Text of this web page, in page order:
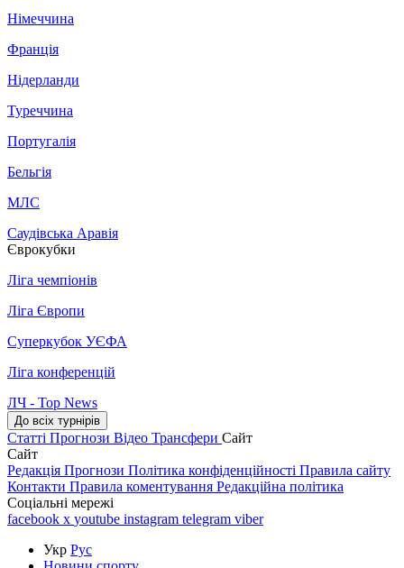
Німеччина
Франція
Нідерланди
Туреччина
Португалія
Бельгія
МЛС
Саудівська Аравія
Єврокубки
Ліга чемпіонів
Ліга Європи
Суперкубок УЄФА
Ліга конференцій
ЛЧ - Top News
До всіх турнірів
Статті Прогнози Відео Трансфери Сайт
Сайт
Редакція Прогнози Політика конфіденційності Правила сайту
Контакти Правила коментування Редакційна політика
Соціальні мережі
facebook x youtube instagram telegram viber
Укр Рус